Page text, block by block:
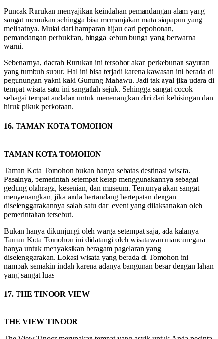
Puncak Rurukan menyajikan keindahan pemandangan alam yang
sangat memukau sehingga bisa memanjakan mata siapapun yang
melihatnya. Mulai dari hamparan hijau dari pepohonan,
pemandangan perbukitan, hingga kebun bunga yang berwarna
warni.
Sebenarnya, daerah Rurukan ini tersohor akan perkebunan sayuran
yang tumbuh subur. Hal ini bisa terjadi karena kawasan ini berada di
pegunungan yakni kaki Gunung Mahawu. Jadi tak ayal jika udara di
tempat wisata satu ini sangatlah sejuk. Sehingga sangat cocok
sebagai tempat andalan untuk menenangkan diri dari kebisingan dan
hiruk pikuk perkotaan.
16. TAMAN KOTA TOMOHON
TAMAN KOTA TOMOHON
Taman Kota Tomohon bukan hanya sebatas destinasi wisata.
Pasalnya, pemerintah setempat kerap menggunakannya sebagai
gedung olahraga, kesenian, dan museum. Tentunya akan sangat
menyenangkan, jika anda bertandang bertepatan dengan
diselenggarakannya salah satu dari event yang dilaksanakan oleh
pemerintahan tersebut.
Bukan hanya dikunjungi oleh warga setempat saja, ada kalanya
Taman Kota Tomohon ini didatangi oleh wisatawan mancanegara
hanya untuk menyaksikan beragam pagelaran yang
diselenggarakan. Lokasi wisata yang berada di Tomohon ini
nampak semakin indah karena adanya bangunan besar dengan lahan
yang sangat luas
17. THE TINOOR VIEW
THE VIEW TINOOR